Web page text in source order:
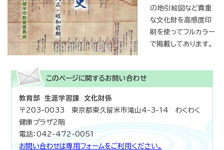
の地引絵図など貴重
な文化財を高感度印
刷を使ってフルカラー
で掲載してあります。
このページに関するお問い合わせ
教育部 生涯学習課 文化財係
〒203-0033 東京都東久留米市滝山4-3-14 わくわく
健康プラザ2階
電話：042-472-0051
お問い合わせは専用フォームをご利用ください。